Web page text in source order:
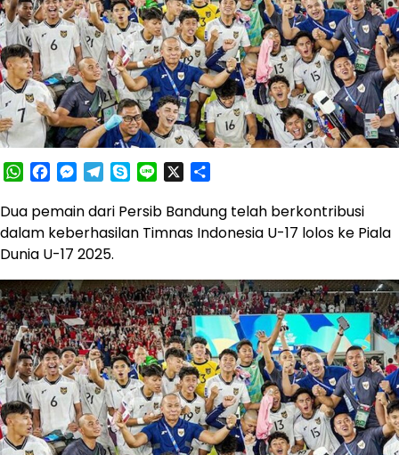
WhatsApp
Facebook
Messenger
Telegram
SkypeLine
Dua pemain dari Persib Bandung telah berkontribusi
dalam keberhasilan Timnas Indonesia U-17 lolos ke Piala
Dunia U-17 2025.